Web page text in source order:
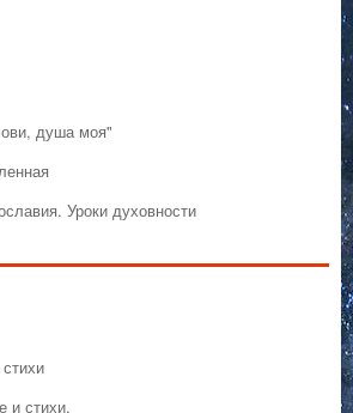
душа моя"
Уроки духовности
и стихи.